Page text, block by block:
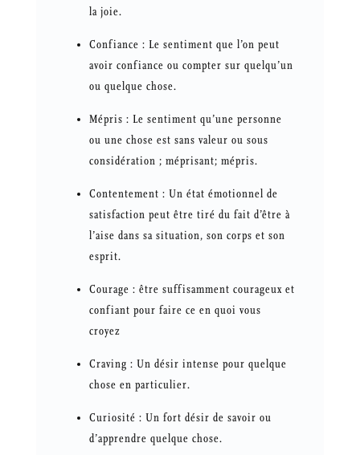
la joie.
Confiance : Le sentiment que l’on peut
avoir confiance ou compter sur quelqu’un
ou quelque chose.
Mépris : Le sentiment qu’une personne
ou une chose est sans valeur ou sous
considération ; méprisant; mépris.
Contentement : Un état émotionnel de
satisfaction peut être tiré du fait d’être à
l’aise dans sa situation, son corps et son
esprit.
Courage : être suffisamment courageux et
confiant pour faire ce en quoi vous
croyez
Craving : Un désir intense pour quelque
chose en particulier.
Curiosité : Un fort désir de savoir ou
d’apprendre quelque chose.